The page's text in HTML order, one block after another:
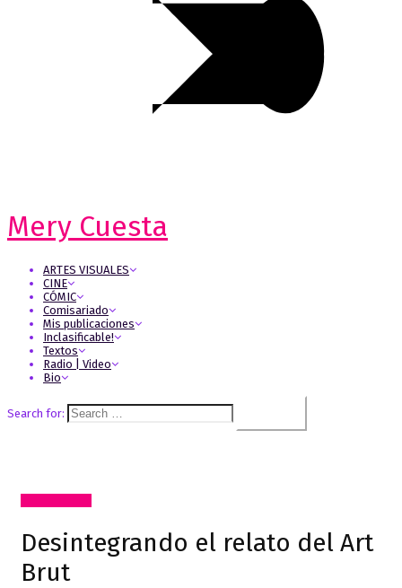
Mery Cuesta
ARTES VISUALES
CINE
CÓMIC
Comisariado
Mis publicaciones
Inclasificable!
Textos
Radio | Video
Bio
Search for:
Desintegrando el relato del Art
Brut